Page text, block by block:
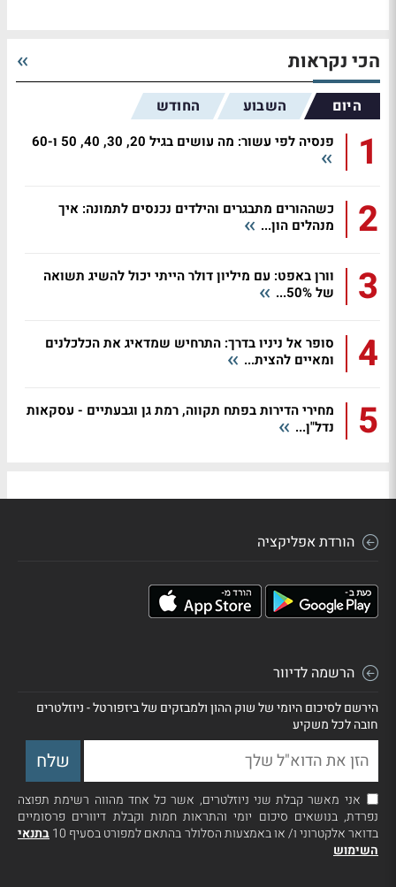
הכי נקראות
היום השבוע החודש
1 פנסיה לפי עשור: מה עושים בגיל 20, 30, 40, 50 ו-60
2
כשההורים מתבגרים והילדים נכנסים לתמונה: איך
מנהלים הון...
3
וורן באפט: עם מיליון דולר הייתי יכול להשיג תשואה
של 50%...
4
סופר אל ניניו בדרך: התרחיש שמדאיג את הכלכלנים
ומאיים להצית...
5
מחירי הדירות בפתח תקווה, רמת גן וגבעתיים - עסקאות
נדל"ן...
הורדת אפליקציה
הרשמה לדיוור
הירשם לסיכום היומי של שוק ההון ולמבזקים של ביזפורטל - ניוזלטרים
חובה לכל משקיע
אני מאשר קבלת שני ניוזלטרים, אשר כל אחד מהווה רשימת תפוצה
נפרדת, בנושאים סיכום יומי והתראות חמות וקבלת דיוורים פרסומיים
בדואר אלקטרוני ו/ או באמצעות הסלולר בהתאם למפורט בסעיף 10
בתנאי
השימוש